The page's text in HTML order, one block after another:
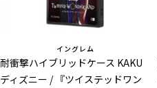
イングレム
耐衝撃ハイブリッドケース KAKU
ディズニー / 『ツイステッドワン